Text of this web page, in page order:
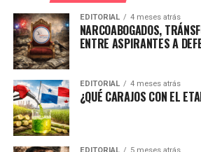
EDITORIAL 4 meses atrás
NARCOABOGADOS,
ENTRE ASPIRANTES A
EDITORIAL 4 meses atrás
¿QUÉ CARAJOS CON EL